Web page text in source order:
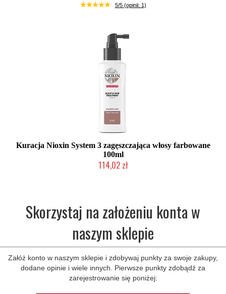
Chwilowo niedostępny
5/5 (opinii: 1)
Kuracja Nioxin System 3 zagęszczająca włosy farbowane
100ml
114,02 zł
Skorzystaj na założeniu konta w
naszym sklepie
Załóż konto w naszym sklepie i zdobywaj punkty za swoje zakupy,
dodane opinie i wiele innych. Pierwsze punkty zdobądź za
zarejestrowanie się poniżej: